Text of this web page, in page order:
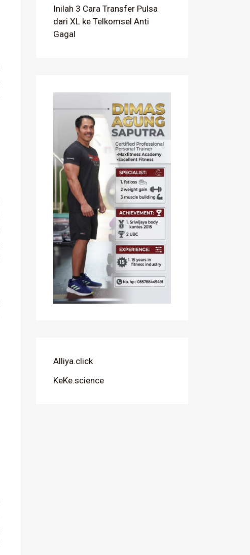
Inilah 3 Cara Transfer Pulsa
dari XL ke Telkomsel Anti
Gagal
Alliya.click
KeKe.science